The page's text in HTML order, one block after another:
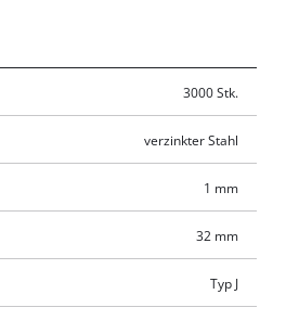
3000 Stk.
verzinkter Stahl
1 mm
32 mm
Typ J